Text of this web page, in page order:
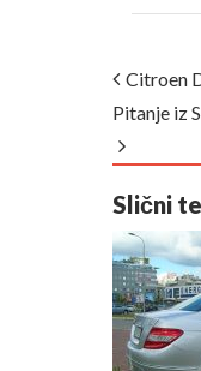
Citroen
Pitanje iz
Slični